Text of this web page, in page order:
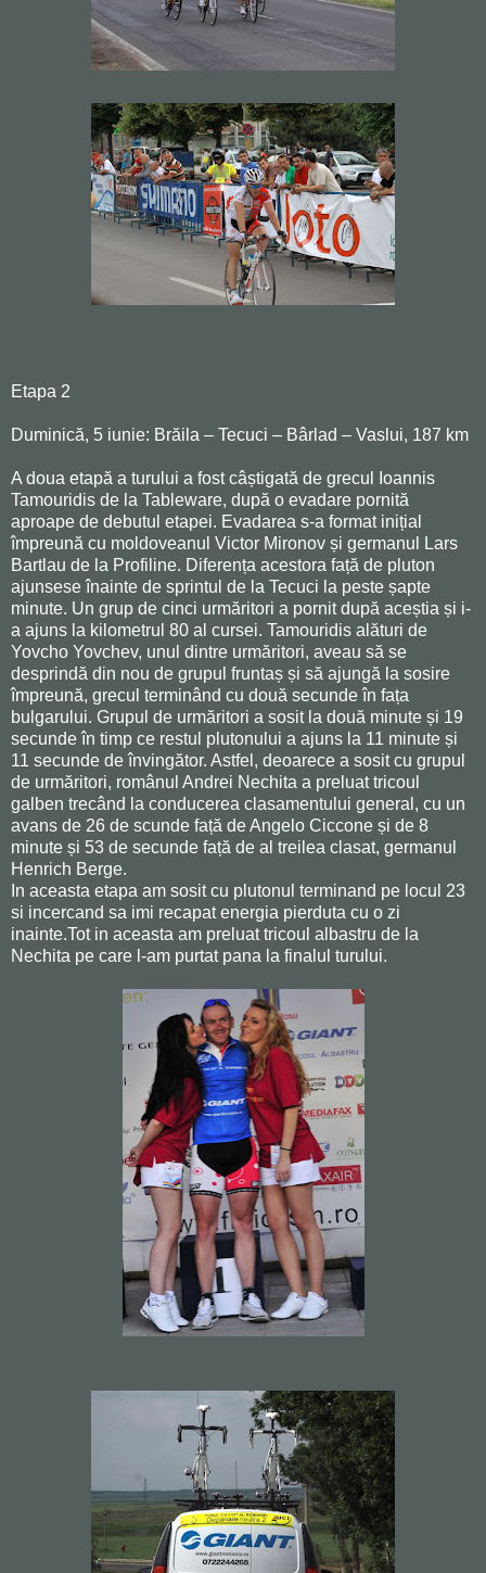
Etapa 2
Duminică, 5 iunie: Brăila – Tecuci – Bârlad – Vaslui, 187 km
A doua etapă a turului a fost câștigată de grecul Ioannis
Tamouridis de la Tableware, după o evadare pornită
aproape de debutul etapei. Evadarea s-a format inițial
împreună cu moldoveanul Victor Mironov și germanul Lars
Bartlau de la Profiline. Diferența acestora față de pluton
ajunsese înainte de sprintul de la Tecuci la peste șapte
minute. Un grup de cinci urmăritori a pornit după aceștia și i-
a ajuns la kilometrul 80 al cursei. Tamouridis alături de
Yovcho Yovchev, unul dintre urmăritori, aveau să se
desprindă din nou de grupul fruntaș și să ajungă la sosire
împreună, grecul terminând cu două secunde în fața
bulgarului. Grupul de urmăritori a sosit la două minute și 19
secunde în timp ce restul plutonului a ajuns la 11 minute și
11 secunde de învingător. Astfel, deoarece a sosit cu grupul
de urmăritori, românul Andrei Nechita a preluat tricoul
galben trecând la conducerea clasamentului general, cu un
avans de 26 de scunde față de Angelo Ciccone și de 8
minute și 53 de secunde față de al treilea clasat, germanul
Henrich Berge.
In aceasta etapa am sosit cu plutonul terminand pe locul 23
si incercand sa imi recapat energia pierduta cu o zi
inainte.Tot in aceasta am preluat tricoul albastru de la
Nechita pe care l-am purtat pana la finalul turului.